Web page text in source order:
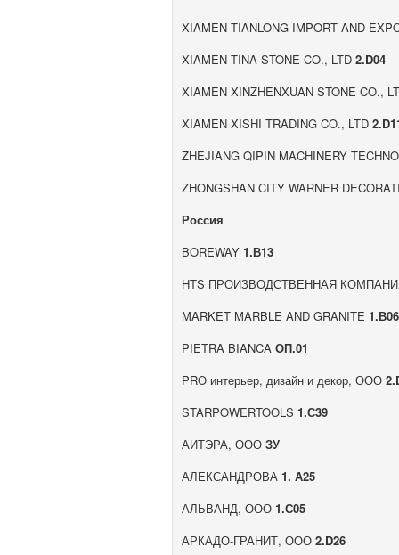
XIAMEN TIANLONG IMPORT AND
XIAMEN TINA STONE CO., LTD2.D04
XIAMEN XINZHENXUAN STONE CO.,
XIAMEN XISHI TRADING CO., LTD
ZHEJIANG QIPIN MACHINERY
ZHONGSHAN CITY WARNER
Россия
BOREWAY1.В13
HTS ПРОИЗВОДСТВЕННАЯ
MARKET MARBLE AND GRANITE1.В06
PIETRA BIANCAОП.01
PRO интерьер, дизайн и декор, ООО
STARPOWERTOOLS1.С39
АИТЭРА, ОООЗУ
АЛЕКСАНДРОВА1. А25
АЛЬВАНД, ООО1.С05
АРКАДО-ГРАНИТ, ООО2.D26